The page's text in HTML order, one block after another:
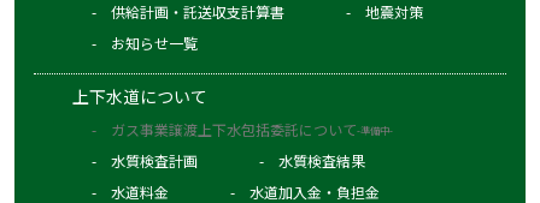
供給計画・託送収支計算書
地震対策
お知らせ一覧
上下水道について
ガス事業譲渡上下水包括委託について-準備中-
水質検査計画
水質検査結果
水道料金
水道加入金・負担金